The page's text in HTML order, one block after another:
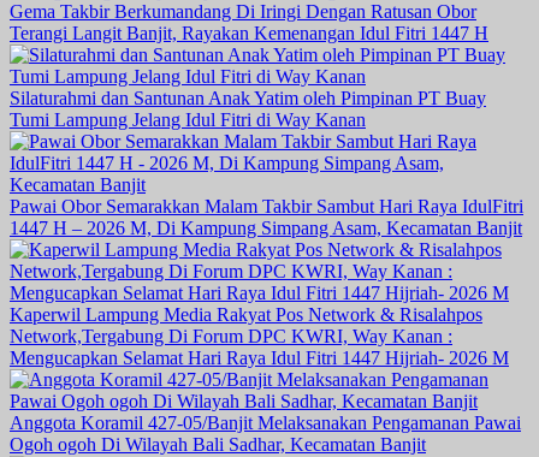
Gema Takbir Berkumandang Di Iringi Dengan Ratusan Obor
Terangi Langit Banjit, Rayakan Kemenangan Idul Fitri 1447 H
Silaturahmi dan Santunan Anak Yatim oleh Pimpinan PT Buay
Tumi Lampung Jelang Idul Fitri di Way Kanan
Pawai Obor Semarakkan Malam Takbir Sambut Hari Raya IdulFitri
1447 H – 2026 M, Di Kampung Simpang Asam, Kecamatan Banjit
Kaperwil Lampung Media Rakyat Pos Network & Risalahpos
Network,Tergabung Di Forum DPC KWRI, Way Kanan :
Mengucapkan Selamat Hari Raya Idul Fitri 1447 Hijriah- 2026 M
Anggota Koramil 427-05/Banjit Melaksanakan Pengamanan Pawai
Ogoh ogoh Di Wilayah Bali Sadhar, Kecamatan Banjit